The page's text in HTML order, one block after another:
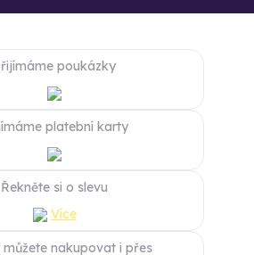
poukázky
platební karty
Řekněte si o slevu
Více
můžete nakupovat i přes